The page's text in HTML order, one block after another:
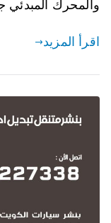
والمحرك
اقرأ المزيد